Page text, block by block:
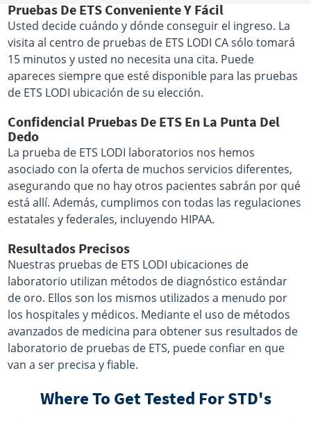
Pruebas De ETS Conveniente Y Fácil
Usted decide cuándo y dónde conseguir el ingreso. La
visita al centro de pruebas de ETS LODI CA sólo tomará
15 minutos y usted no necesita una cita. Puede
apareces siempre que esté disponible para las pruebas
de ETS LODI ubicación de su elección.
Confidencial Pruebas De ETS En La Punta Del
Dedo
La prueba de ETS LODI laboratorios nos hemos
asociado con la oferta de muchos servicios diferentes,
asegurando que no hay otros pacientes sabrán por qué
está allí. Además, cumplimos con todas las regulaciones
estatales y federales, incluyendo HIPAA.
Resultados Precisos
Nuestras pruebas de ETS LODI ubicaciones de
laboratorio utilizan métodos de diagnóstico estándar
de oro. Ellos son los mismos utilizados a menudo por
los hospitales y médicos. Mediante el uso de métodos
avanzados de medicina para obtener sus resultados de
laboratorio de pruebas de ETS, puede confiar en que
van a ser precisa y fiable.
Where To Get Tested For STD's